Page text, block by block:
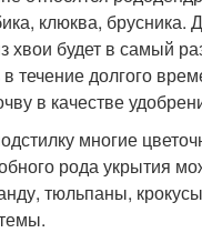
клюква, брусника.
хвои будет в самый
течение долгого
в качестве
многие
рода укрытия
тюльпаны,